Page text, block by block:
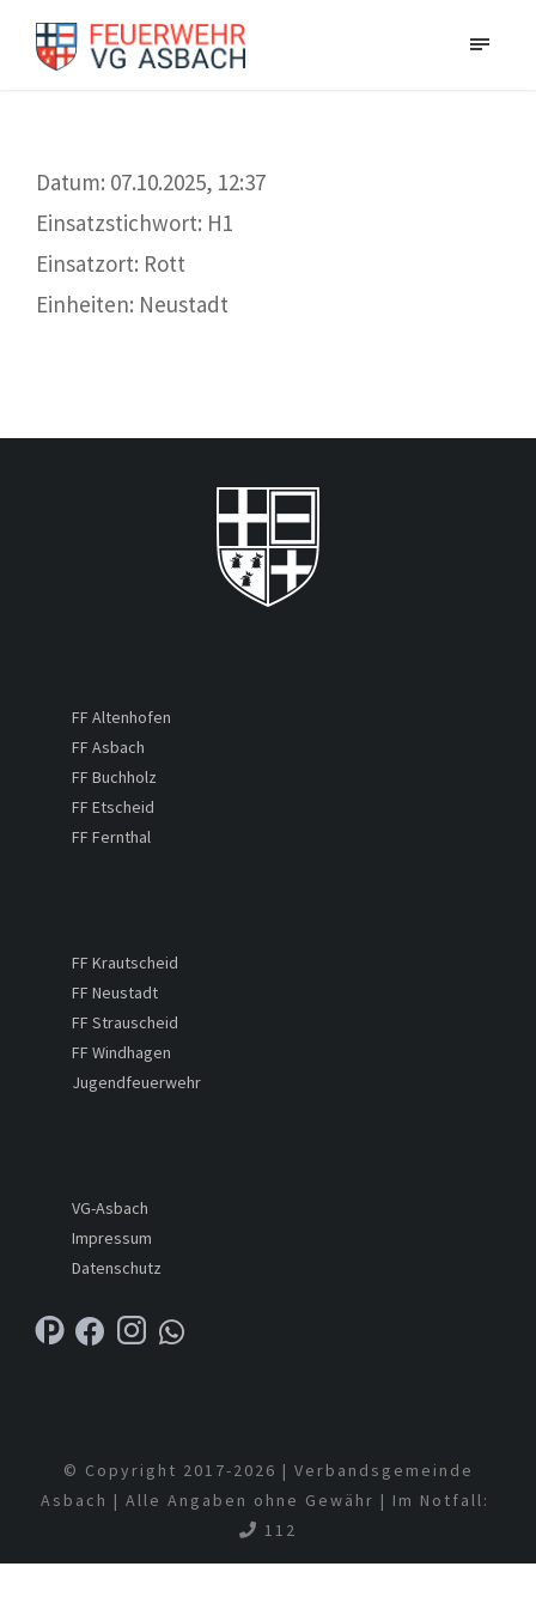
Datum: 07.10.2025, 12:37
Einsatzstichwort: H1
Einsatzort: Rott
Einheiten: Neustadt
FF Altenhofen
FF Asbach
FF Buchholz
FF Etscheid
FF Fernthal
FF Krautscheid
FF Neustadt
FF Strauscheid
FF Windhagen
Jugendfeuerwehr
VG-Asbach
Impressum
Datenschutz
© Copyright 2017-2026 | Verbandsgemeinde
Asbach | Alle Angaben ohne Gewähr | Im Notfall:
112